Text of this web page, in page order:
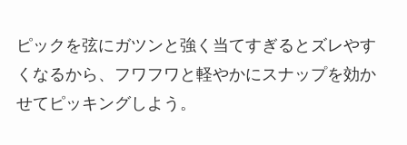
ピックを弦にガツンと強く当てすぎるとズレやす
くなるから、フワフワと軽やかにスナップを効か
せてピッキングしよう。